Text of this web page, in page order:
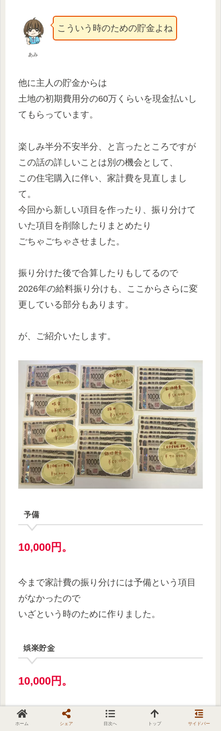
あみ
こういう時のための貯金よね
他に主人の貯金からは
土地の初期費用分の60万くらいを現金払いし
てもらっています。
楽しみ半分不安半分、と言ったところですが
この話の詳しいことは別の機会として、
この住宅購入に伴い、家計費を見直しまし
て。
今回から新しい項目を作ったり、振り分けて
いた項目を削除したりまとめたり
ごちゃごちゃさせました。
振り分けた後で合算したりもしてるので
2026年の給料振り分けも、ここからさらに変
更している部分もあります。
が、ご紹介いたします。
予備
10,000円。
今まで家計費の振り分けには予備という項目
がなかったので
いざという時のために作りました。
娯楽貯金
10,000円。
これは夫婦二人の好きなことに使うお金で
ホーム シェア 目次へ トップ サイドバー